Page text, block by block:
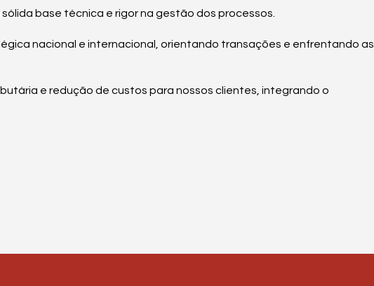
base técnica e rigor na gestão dos processos.
nacional e internacional, orientando transações e enfrentando as
e redução de custos para nossos clientes, integrando o